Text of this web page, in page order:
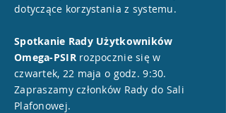
dotyczące korzystania z systemu.
Spotkanie Rady Użytkowników
Omega-PSIR rozpocznie się w
czwartek, 22 maja o godz. 9:30.
Zapraszamy członków Rady do Sali
Plafonowej.